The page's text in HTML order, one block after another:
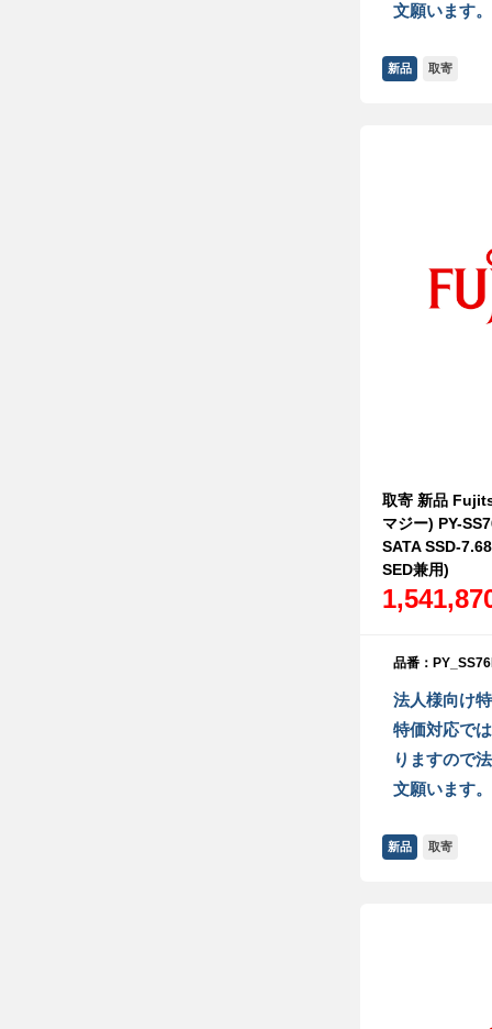
文願います。
新品 取寄
取寄 新品
マジー) PY-
SATA SSD-
SED兼用)
品番：
法人様向け
特価対応で
りますので
文願います。
新品 取寄